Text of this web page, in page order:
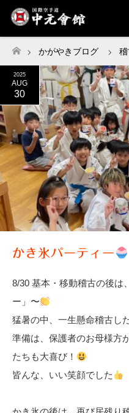
ホーム
かがやきブログ
2025
AUG
30
かき氷パーティー
8/30 基本・移動稽古の後は
ー」〜
猛暑の中、一生懸命稽古し
準備は、保護者のお母様方
たちも大喜び！
皆んな、いい笑顔でした